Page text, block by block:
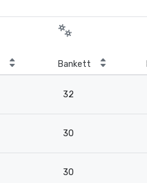
Bankett
32
30
30